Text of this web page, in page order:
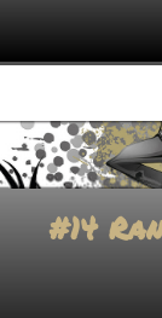
#14